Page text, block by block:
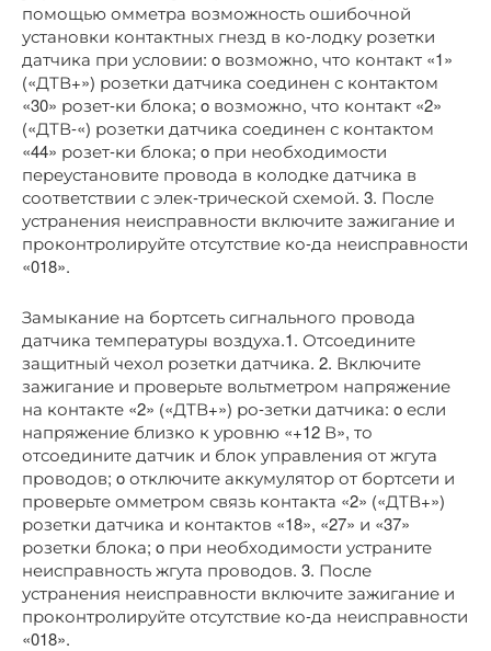
помощью омметра возможность ошибочной
установки контактных гнезд в ко-лодку розетки
датчика при условии: o возможно, что контакт «1»
(«ДТВ+») розетки датчика соединен с контактом
«30» розет-ки блока; o возможно, что контакт «2»
(«ДТВ-«) розетки датчика соединен с контактом
«44» розет-ки блока; o при необходимости
переустановите провода в колодке датчика в
соответствии с элек-трической схемой. 3. После
устранения неисправности включите зажигание и
проконтролируйте отсутствие ко-да неисправности
«018».
Замыкание на бортсеть сигнального провода
датчика температуры воздуха.1. Отсоедините
защитный чехол розетки датчика. 2. Включите
зажигание и проверьте вольтметром напряжение
на контакте «2» («ДТВ+») ро-зетки датчика: o если
напряжение близко к уровню «+12 В», то
отсоедините датчик и блок управления от жгута
проводов; o отключите аккумулятор от бортсети и
проверьте омметром связь контакта «2» («ДТВ+»)
розетки датчика и контактов «18», «27» и «37»
розетки блока; o при необходимости устраните
неисправность жгута проводов. 3. После
устранения неисправности включите зажигание и
проконтролируйте отсутствие ко-да неисправности
«018».